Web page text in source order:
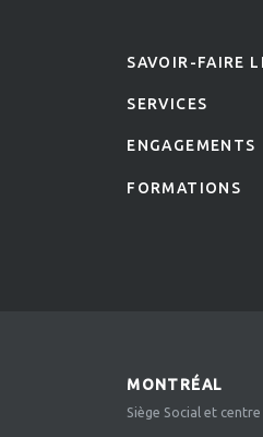
SAVOIR-FAIRE
SERVICES
ENGAGEMENTS
FORMATIONS
MONTRÉAL
Siège Social et